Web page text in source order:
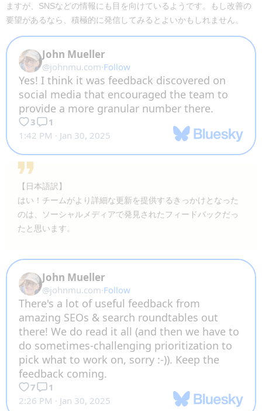
ますが、SNSなどの情報にも目を向けているようです。もし改善の
要望があるなら、積極的に発信してみるとよいかもしれません。
【日本語訳】
はい！チームがより詳細な更新を提供するきっかけとなった
のは、ソーシャルメディアで発見されたフィードバックだっ
たと思います。